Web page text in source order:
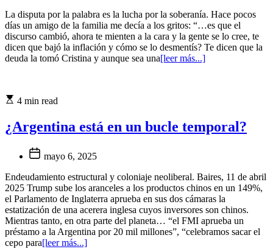
La disputa por la palabra es la lucha por la soberanía. Hace pocos
días un amigo de la familia me decía a los gritos: “…es que el
discurso cambió, ahora te mienten a la cara y la gente se lo cree, te
dicen que bajó la inflación y cómo se lo desmentís? Te dicen que la
deuda la tomó Cristina y aunque sea una[leer más...]
4 min read
¿Argentina está en un bucle temporal?
mayo 6, 2025
Endeudamiento estructural y coloniaje neoliberal. Baires, 11 de abril
2025 Trump sube los aranceles a los productos chinos en un 149%,
el Parlamento de Inglaterra aprueba en sus dos cámaras la
estatización de una acerera inglesa cuyos inversores son chinos.
Mientras tanto, en otra parte del planeta… “el FMI aprueba un
préstamo a la Argentina por 20 mil millones”, “celebramos sacar el
cepo para[leer más...]